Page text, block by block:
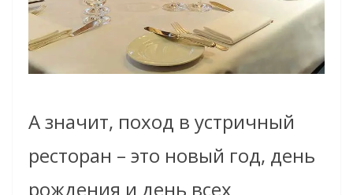
А значит, поход в устричный
ресторан – это новый год, день
рождения и день всех